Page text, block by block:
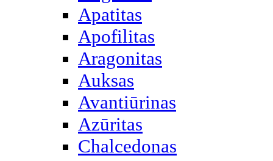
Apatitas
Apofilitas
Aragonitas
Auksas
Avantiūrinas
Azūritas
Chalcedonas